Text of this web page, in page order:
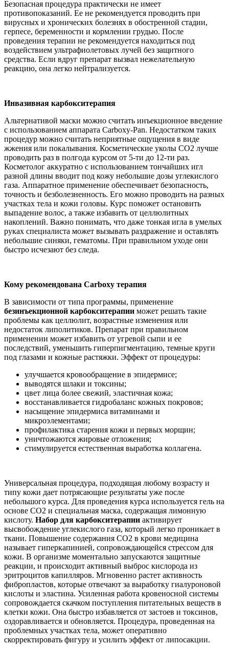
Безопасная процедура практически не имеет
противопоказаний. Ее не рекомендуется проводить при
вирусных и хронических болезнях в обостренной стадии,
герпесе, беременности и кормлении грудью. После
проведения терапии не рекомендуется находиться под
воздействием ультрафиолетовых лучей без защитного
средства. Если вдруг препарат вызвал нежелательную
реакцию, она легко нейтрализуется.
Инвазивная карбокситерапия
Альтернативой маски можно считать инъекционное введение
с использованием аппарата Carboxy-Pan. Недостатком таких
процедур можно считать неприятные ощущения в виде
жжения или покалывания. Косметические уколы СО2 лучше
проводить раз в полгода курсом от 5-ти до 12-ти раз.
Косметолог аккуратно с использованием тончайших игл
разной длины вводит под кожу небольшие дозы углекислого
газа. Аппаратное применение обеспечивает безопасность,
точность и безболезненность. Его можно проводить на разных
участках тела и кожи головы. Курс поможет остановить
выпадение волос, а также избавить от целлюлитных
накоплений. Важно понимать, что даже тонкая игла в умелых
руках специалиста может вызывать раздражение и оставлять
небольшие синяки, гематомы. При правильном уходе они
быстро исчезают без следа.
Кому рекомендована Сarboxy терапия
В зависимости от типа программы, применение
безинъекционной карбокситерапии может решать такие
проблемы как целлюлит, возрастные изменения или
недостаток липолитиков. Препарат при правильном
применении может избавить от угревой сыпи и ее
последствий, уменьшить гиперпигментацию, темные круги
под глазами и кожные растяжки. Эффект от процедуры:
улучшается кровообращение в эпидермисе;
выводятся шлаки и токсины;
цвет лица более свежий, эластичная кожа;
восстанавливается гидробаланс кожных покровов;
насыщение эпидермиса витаминами и
микроэлементами;
профилактика старения кожи и первых морщин;
уничтожаются жировые отложения;
стимулируется естественная выработка коллагена.
Универсальная процедура, подходящая любому возрасту и
типу кожи дает потрясающие результаты уже после
небольшого курса. Для проведения курса используется гель на
основе СО2 и специальная маска, содержащая лимонную
кислоту. Набор для карбокситерапии активирует
высвобождение углекислого газа, который легко проникает в
ткани. Повышение содержания СО2 в крови медицина
называет гиперкапинией, сопровождающейся стрессом для
кожи. В организме моментально запускаются защитные
реакции, и происходит активный выброс кислорода из
эритроцитов капилляров. Мгновенно растет активность
фибропластов, которые отвечают за выработку гиалуроновой
кислоты и эластина. Усиленная работа кровеносной системы
сопровождается скачком поступления питательных веществ в
клетки кожи. Она быстро избавляется от застоев и токсинов,
оздоравливается и обновляется. Процедура, проведенная на
проблемных участках тела, может оперативно
скорректировать фигуру и усилить эффект от липосакции.